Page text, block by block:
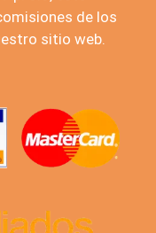
de los
sitio web.